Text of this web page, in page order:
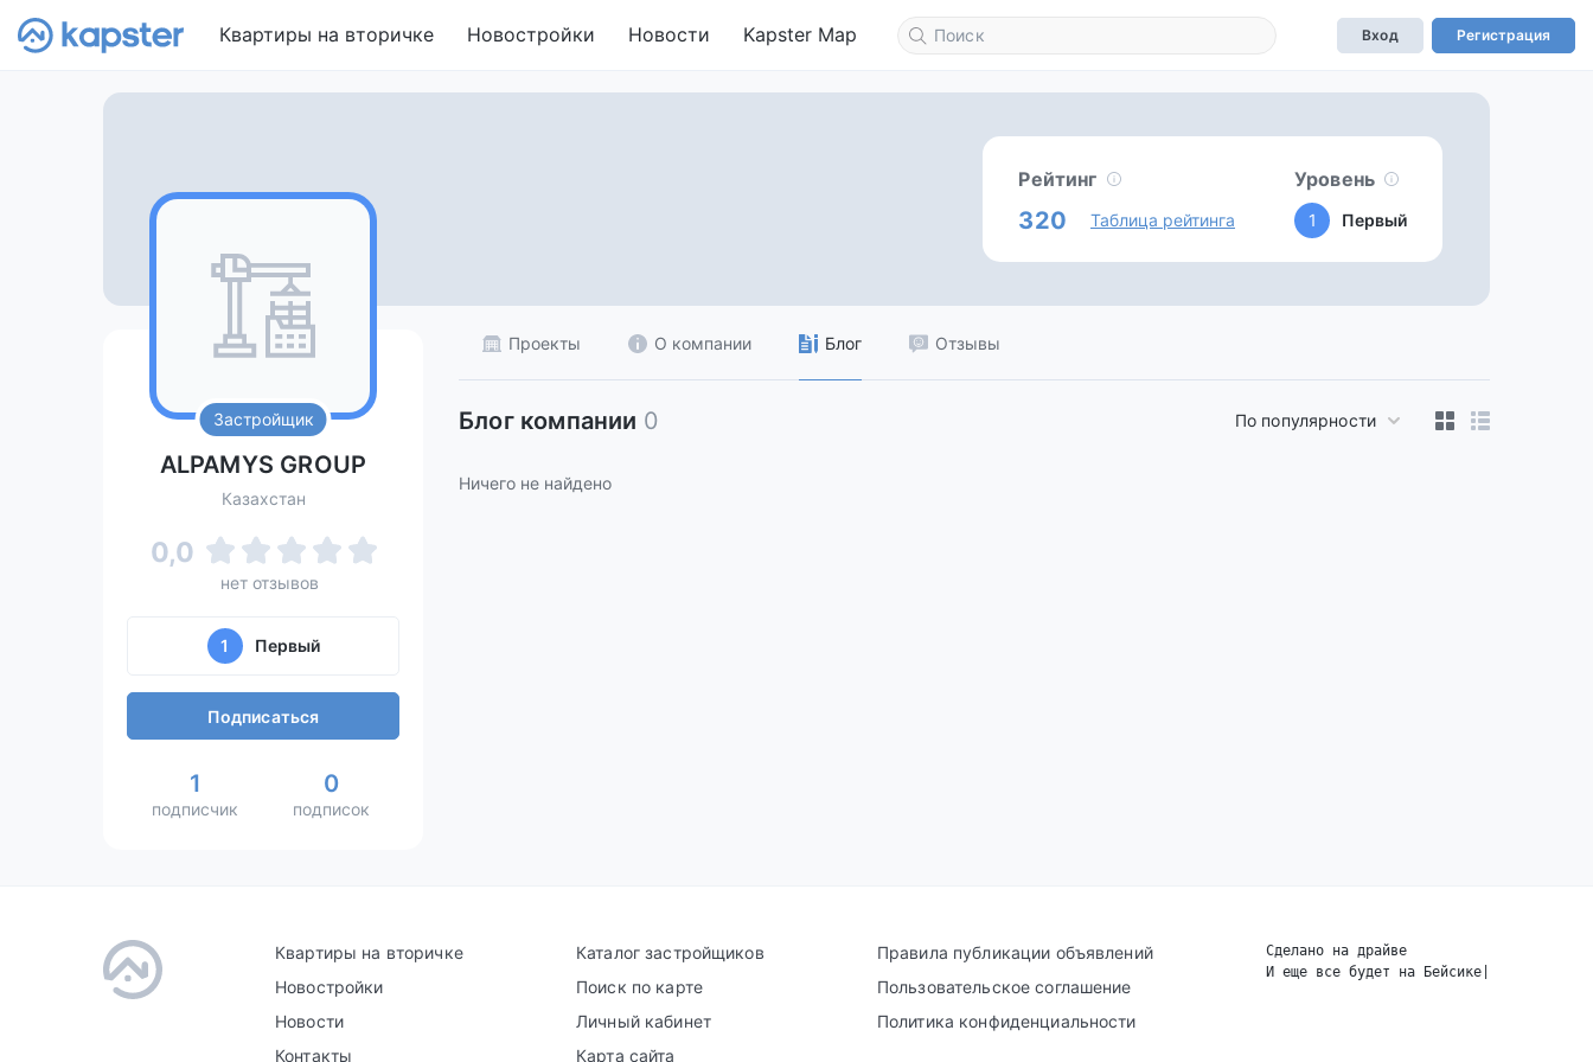
Квартиры на вторичке Новостройки Новости Kapster Map Вход Регистрация
Рейтинг
320 Таблица рейтинга
Уровень
1 Первый
Застройщик
ALPAMYS GROUP
Казахстан
0,0
нет отзывов
1 Первый
Подписаться
1
подписчик
0
подписок
Проекты О компании Блог Отзывы
Блог компании 0 По популярности
Ничего не найдено
Квартиры на вторичке
Новостройки
Новости
Контакты
Каталог застройщиков
Поиск по карте
Личный кабинет
Карта сайта
Правила публикации объявлений
Пользовательское соглашение
Политика конфиденциальности
Сделано на драйве
И еще все будет на Бейсике